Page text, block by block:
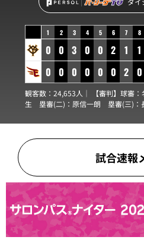
1 2 3 4 5 6 7 8
0 0 3 0 0 2 1 1
0 0 0 0 0 0 2 0
観客数：24,653人｜ 【審判】球審：
生 塁審(二)： 原信一朗 塁審(三)：
試合速報